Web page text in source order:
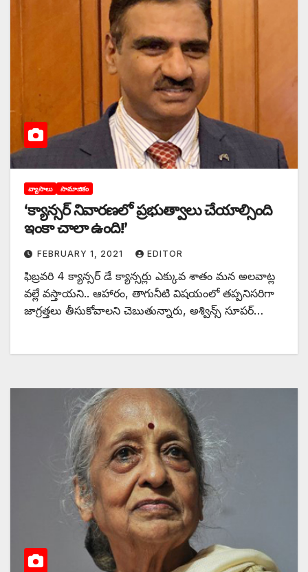
వ్యాసాలు సామాజికం
‘‌క్యాన్సర్‌ ‌నివారణలో ప్రభుత్వాలు చేయాల్సింది
ఇంకా చాలా ఉంది!’
FEBRUARY 1, 2021 EDITOR
ఫిబ్రవరి 4 క్యాన్సర్‌ ‌డే క్యాన్సర్లు ఎక్కువ శాతం మన అలవాట్ల
వల్లే వస్తాయని.. ఆహారం, తాగునీటి విషయంలో తప్పనిసరిగా
జాగ్రత్తలు తీసుకోవాలని చెబుతున్నారు, అశ్విన్స్ ‌సూపర్‌…